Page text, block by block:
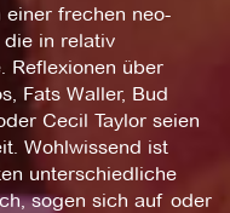
frechen neo-
die in relativ
Reflexionen über
Fats Waller, Bud
Cecil Taylor seien
Wohlwissend ist
unterschiedliche
sogen sich auf oder